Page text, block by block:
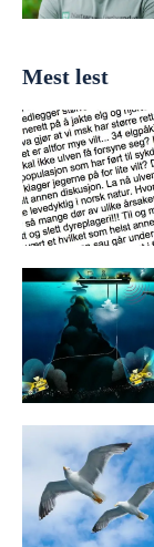
Mest lest